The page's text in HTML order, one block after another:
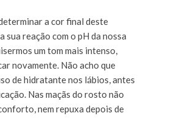
a cor final deste
sua reação com o pH da nossa
um tom mais intenso,
novamente. Não acho que
de hidratante nos lábios, antes
Nas maçãs do rosto não
nem repuxa depois de